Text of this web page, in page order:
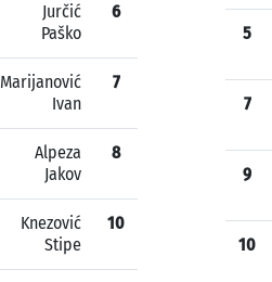
Jurčić
Paško
6
Marijanović
Ivan
7
Alpeza
Jakov
8
Knezović
Stipe
10
5
7
9
10